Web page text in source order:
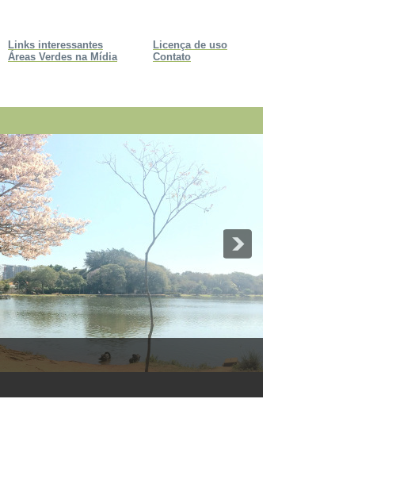
Licença de uso
Contato
Links interessantes
Áreas Verdes na Mídia